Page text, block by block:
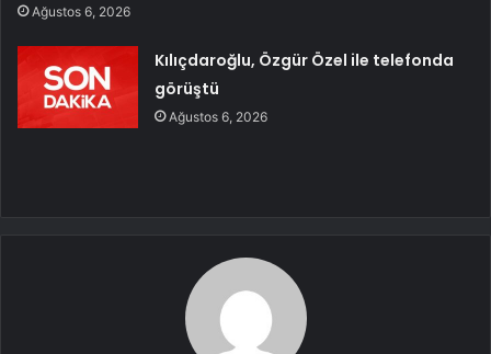
Ağustos 6, 2026
Kılıçdaroğlu, Özgür Özel ile telefonda
görüştü
Ağustos 6, 2026